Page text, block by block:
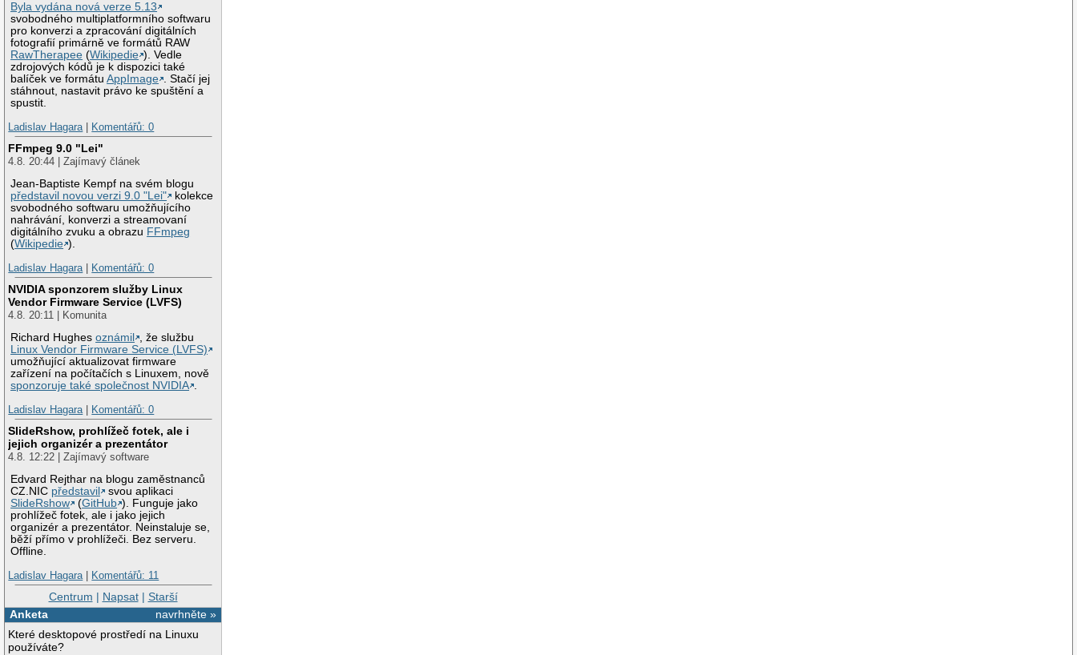
Byla vydána nová verze 5.13
svobodného multiplatformního softwaru
pro konverzi a zpracování digitálních
fotografií primárně ve formátů RAW
RawTherapee (Wikipedie ). Vedle
zdrojových kódů je k dispozici také
balíček ve formátuAppImage . Stačí jej
stáhnout, nastavit právo ke spuštění a
spustit.
Ladislav Hagara| Komentářů: 0
FFmpeg 9.0 "Lei"
4.8. 20:44 | Zajímavý článek
Jean-Baptiste Kempf na svém blogu
představil novou verzi 9.0 "Lei"
kolekce
svobodného softwaru umožňujícího
nahrávání, konverzi a streamovaní
digitálního zvuku a obrazu FFmpeg
(Wikipedie ).
Ladislav Hagara| Komentářů: 0
NVIDIA sponzorem služby Linux
Vendor Firmware Service (LVFS)
4.8. 20:11 | Komunita
Richard Hughesoznámil
, že službu
Linux Vendor Firmware Service (LVFS)
umožňující aktualizovat firmware
zařízení na počítačích s Linuxem, nově
sponzoruje také společnost NVIDIA .
Ladislav Hagara| Komentářů: 0
SlideRshow, prohlížeč fotek, ale i
jejich organizér a prezentátor
4.8. 12:22 | Zajímavý software
Edvard Rejthar na blogu zaměstnanců
CZ.NIC představil
svou aplikaci
SlideRshow
(GitHub ). Funguje jako
prohlížeč fotek, ale i jako jejich
organizér a prezentátor. Neinstaluje se,
běží přímo v prohlížeči. Bez serveru.
Offline.
Ladislav Hagara| Komentářů: 11
Centrum | Napsat| Starší
navrhněte »
Anketa
Které desktopové prostředí na Linuxu
používáte?